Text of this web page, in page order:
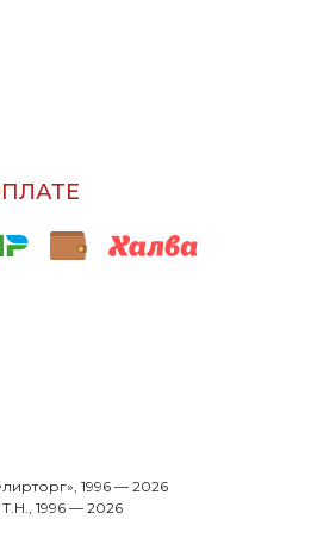
1996 — 2026
1996 — 2026